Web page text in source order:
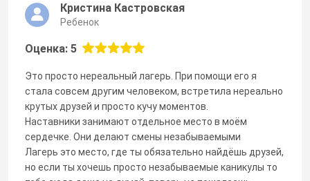
Кристина Кастровская
Ребенок
Оценка: 5
Это просто нереальный лагерь. При помощи его я
стала совсем другим человеком, встретила нереально
крутых друзей и просто кучу моментов.
Наставники занимают отдельное место в моём
сердечке. Они делают смены незабываемыми
Лагерь это место, где ты обязательно найдёшь друзей,
но если ты хочешь просто незабываемые каникулы то